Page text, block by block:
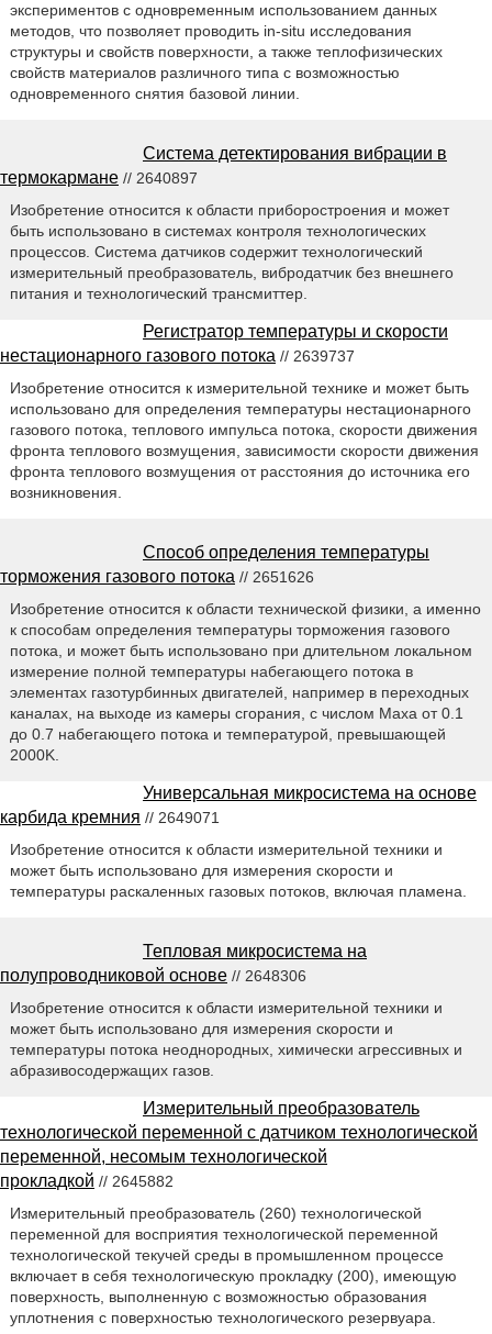
экспериментов с одновременным использованием данных
методов, что позволяет проводить in-situ исследования
структуры и свойств поверхности, а также теплофизических
свойств материалов различного типа с возможностью
одновременного снятия базовой линии.
Система детектирования вибрации в
термокармане // 2640897
Изобретение относится к области приборостроения и может
быть использовано в системах контроля технологических
процессов. Система датчиков содержит технологический
измерительный преобразователь, вибродатчик без внешнего
питания и технологический трансмиттер.
Регистратор температуры и скорости
нестационарного газового потока // 2639737
Изобретение относится к измерительной технике и может быть
использовано для определения температуры нестационарного
газового потока, теплового импульса потока, скорости движения
фронта теплового возмущения, зависимости скорости движения
фронта теплового возмущения от расстояния до источника его
возникновения.
Способ определения температуры
торможения газового потока // 2651626
Изобретение относится к области технической физики, а именно
к способам определения температуры торможения газового
потока, и может быть использовано при длительном локальном
измерение полной температуры набегающего потока в
элементах газотурбинных двигателей, например в переходных
каналах, на выходе из камеры сгорания, с числом Маха от 0.1
до 0.7 набегающего потока и температурой, превышающей
2000K.
Универсальная микросистема на основе
карбида кремния // 2649071
Изобретение относится к области измерительной техники и
может быть использовано для измерения скорости и
температуры раскаленных газовых потоков, включая пламена.
Тепловая микросистема на
полупроводниковой основе // 2648306
Изобретение относится к области измерительной техники и
может быть использовано для измерения скорости и
температуры потока неоднородных, химически агрессивных и
абразивосодержащих газов.
Измерительный преобразователь
технологической переменной с датчиком технологической
переменной, несомым технологической
прокладкой // 2645882
Измерительный преобразователь (260) технологической
переменной для восприятия технологической переменной
технологической текучей среды в промышленном процессе
включает в себя технологическую прокладку (200), имеющую
поверхность, выполненную с возможностью образования
уплотнения с поверхностью технологического резервуара.